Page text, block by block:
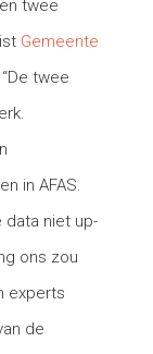
twee
Gemeente
twee
in AFAS.
data niet up-
ons zou
experts
de